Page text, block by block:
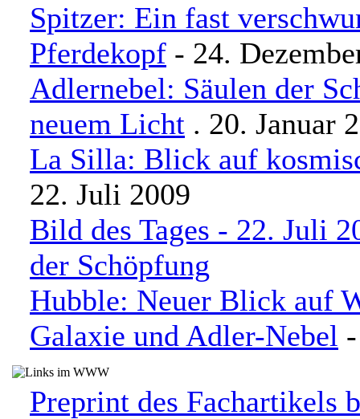
Spitzer: Ein fast
Pferdekopf - 24.
Adlernebel: Säulen der
neuem Licht . 20. Januar
La Silla: Blick auf
22. Juli 2009
Bild des Tages - 22. Juli
der Schöpfung
Hubble: Neuer Blick auf
Galaxie und Adler-Nebel
Preprint des Fachartikels